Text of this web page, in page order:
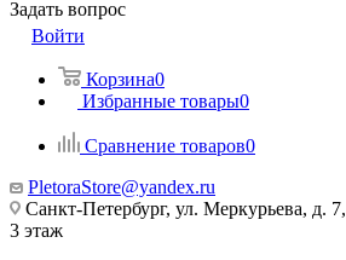
Задать вопрос
Войти
Корзина0
Избранные товары0
Сравнение товаров0
PletoraStore@yandex.ru
Санкт-Петербург, ул. Меркурьева, д. 7,
3 этаж